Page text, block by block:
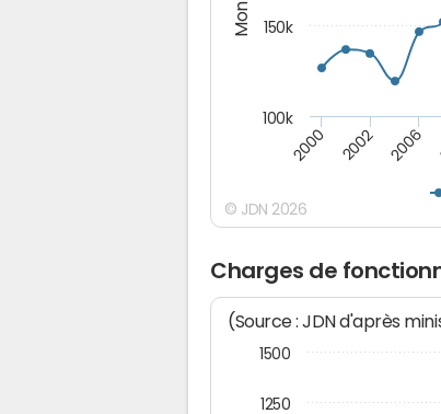
2000 2002 2006
100k
150k
© JDN 2026
Charges de
(Source : JDN d'après
1250
1500